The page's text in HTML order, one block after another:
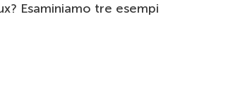
Esaminiamo tre esempi